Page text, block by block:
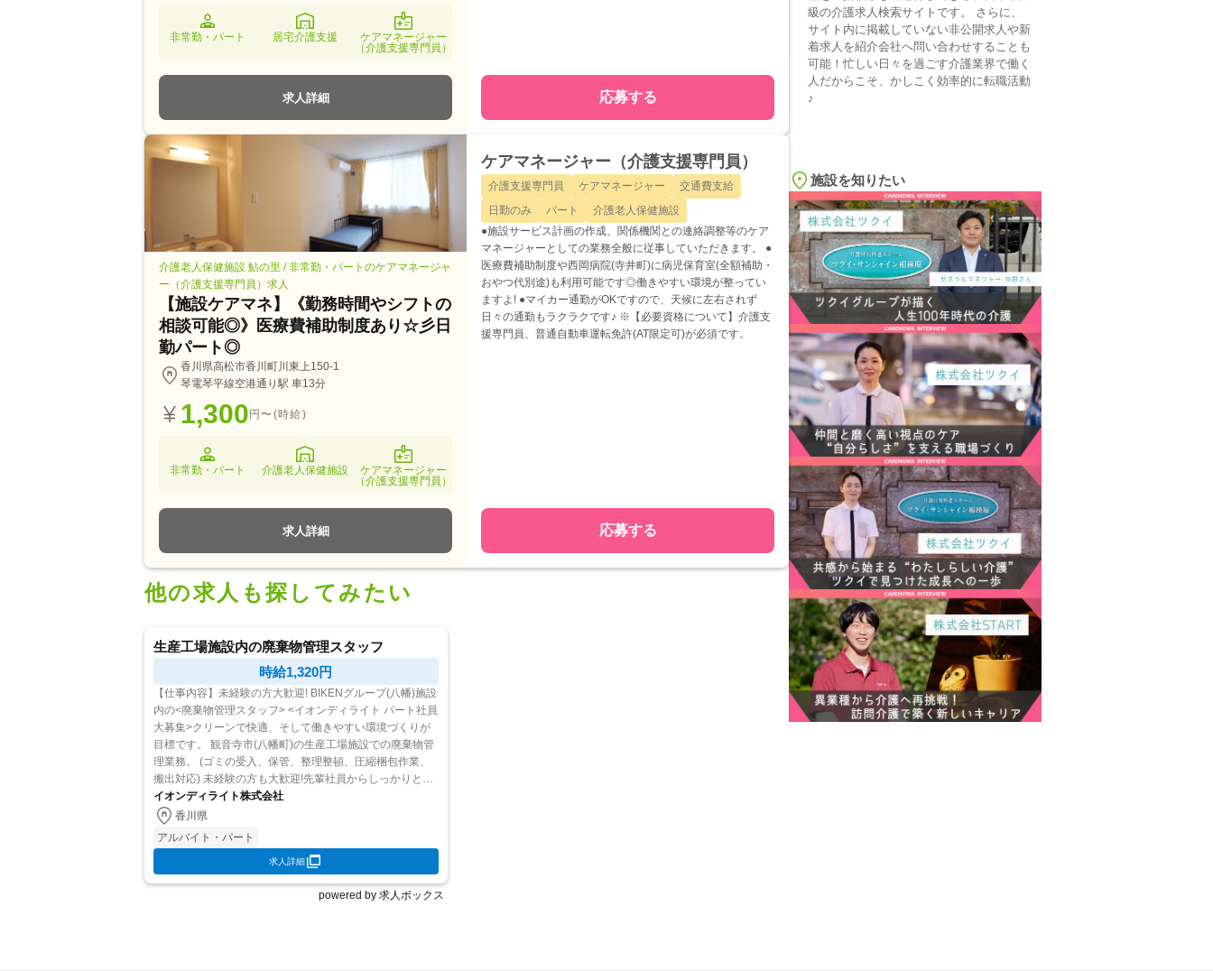
非常勤・パート 居宅介護支援
ケアマネージャー
（介護支援専門員）
求人詳細 応募する
介護老人保健施設 鮎の里 / 非常勤・パートのケアマネージャ
ー（介護支援専門員）求人
【施設ケアマネ】《勤務時間やシフトの
相談可能◎》医療費補助制度あり☆彡日
勤パート◎
香川県高松市香川町川東上150-1
琴電琴平線空港通り駅 車13分
1,300円〜(時給)
非常勤・パート 介護老人保健施設
ケアマネージャー
（介護支援専門員）
求人詳細
ケアマネージャー（介護支援専門員）
介護支援専門員 ケアマネージャー
交通費支給
日勤のみ
パート
介護老人保健施設
●施設サービス計画の作成、関係機関との連絡調整等のケア
マネージャーとしての業務全般に従事していただきます。 ●
医療費補助制度や西岡病院(寺井町)に病児保育室(全額補助・
おやつ代別途)も利用可能です◎働きやすい環境が整ってい
ますよ! ●マイカー通勤がOKですので、天候に左右されず
日々の通勤もラクラクです♪ ※【必要資格について】介護支
援専門員、普通自動車運転免許(AT限定可)が必須です。
応募する
他の求人も探してみたい
生産工場施設内の廃棄物管理スタッフ
時給1,320円
【仕事内容】未経験の方大歓迎! BIKENグループ(八幡)施設
内の<廃棄物管理スタッフ> <イオンディライト パート社員
大募集>クリーンで快適、そして働きやすい環境づくりが
目標です。 観音寺市(八幡町)の生産工場施設での廃棄物管
理業務。 (ゴミの受入、保管、整理整頓、圧縮梱包作業、
搬出対応) 未経験の方も大歓迎!先輩社員からしっかりとレ
クチャーを 行いますので、安心してお仕事をスタートする
こ...
イオンディライト株式会社
香川県
アルバイト・パート
求人詳細
powered by 求人ボックス
級の介護求人検索サイトです。 さらに、
サイト内に掲載していない非公開求人や新
着求人を紹介会社へ問い合わせすることも
可能！忙しい日々を過ごす介護業界で働く
人だからこそ、かしこく効率的に転職活動
♪
施設を知りたい